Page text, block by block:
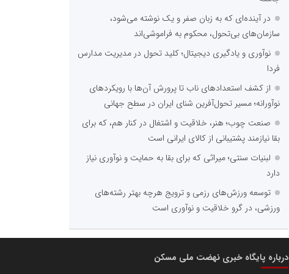
در آینده‌ای که به زبان صفر و یک نوشته می‌شود،
سازمان‌های بی‌تحول، محکوم به فراموشی‌اند
نوآوری و یادگیری دیجیتال؛ کلید تحول در مدیریت مدارس
فردا
از کشف استعدادهای ناب تا پرورش آن‌ها با رویکردهای
نوآورانه؛ مسیر تحول‌آفرین شنای ایران در سطح جهانی
صنعت چوب؛ هنر، خلاقیت و اشتغال در کنار هم، که برای
بقا نیازمند پشتیبانی از کالای ایرانی است
لبنیات سنتی؛ میراثی که برای بقا به حمایت و نوآوری نیاز
دارد
توسعه ورزش‌های رزمی و ترویج هرچه بهتر رشته‌های
ورزشی، در گرو خلاقیت و نوآوری است
درباره پایگاه خبری نهضت ملی مسکن